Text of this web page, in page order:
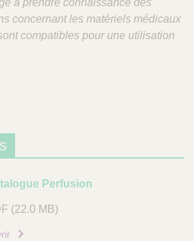
à prendre connaissance des
concernant les matériels médicaux
compatibles pour une utilisation
Perfusion
(22.0 MB)